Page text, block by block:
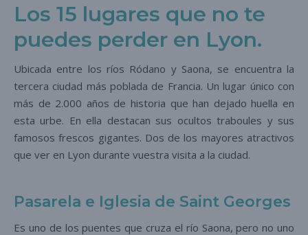
Los 15 lugares que no te
puedes perder en Lyon.
Ubicada entre los ríos Ródano y Saona, se encuentra la
tercera ciudad más poblada de Francia. Un lugar único con
más de 2.000 años de historia que han dejado huella en
esta urbe. En ella destacan sus ocultos traboules y sus
famosos frescos gigantes. Dos de los mayores atractivos
que ver en Lyon durante vuestra visita a la ciudad.
Pasarela e Iglesia de Saint Georges
Es uno de los puentes que cruza el río Saona, pero no uno